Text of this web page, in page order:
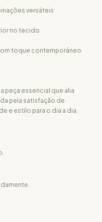
versáteis
no tecido
toque contemporâneo
peça essencial que alia
pela satisfação de
e estilo para o dia a dia.
.